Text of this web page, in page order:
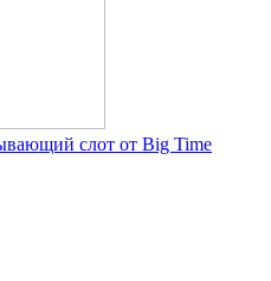
слот от Big Time